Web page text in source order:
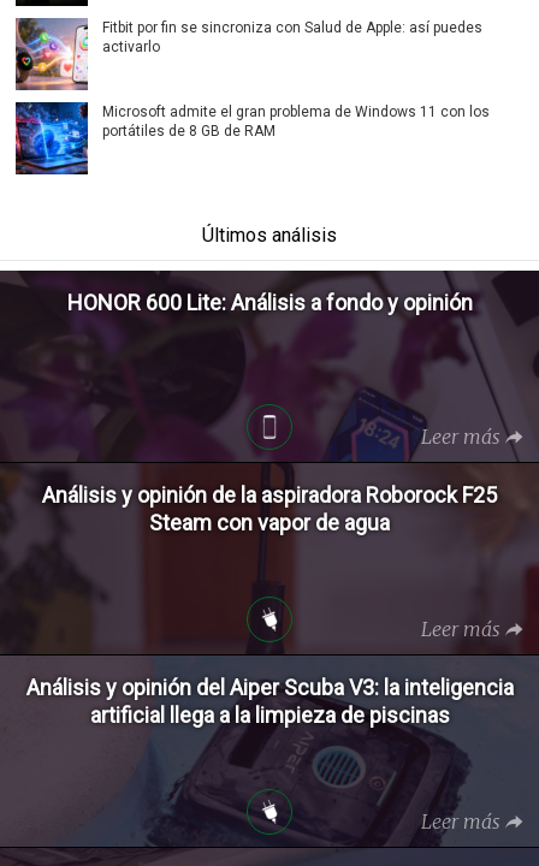
Fitbit por fin se sincroniza con Salud de Apple: así puedes
activarlo
Microsoft admite el gran problema de Windows 11 con los
portátiles de 8 GB de RAM
Últimos análisis
HONOR 600 Lite: Análisis a fondo y opinión
Leer más
Análisis y opinión de la aspiradora Roborock F25
Steam con vapor de agua
Leer más
Análisis y opinión del Aiper Scuba V3: la inteligencia
artificial llega a la limpieza de piscinas
Leer más